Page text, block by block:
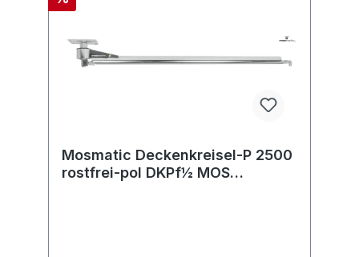
Mosmatic Deckenkreisel-P 2500
rostfrei-pol DKPf½ MOS